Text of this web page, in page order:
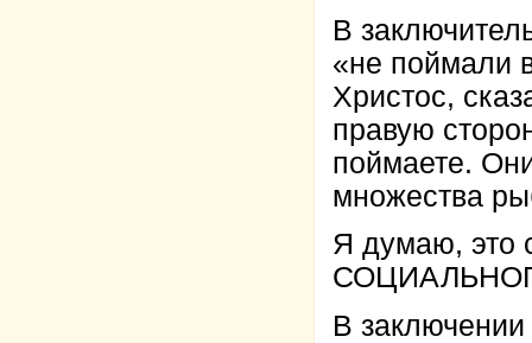
В
«не поймали
Христос,
правую
поймаете.
множества
Я думаю, это
В